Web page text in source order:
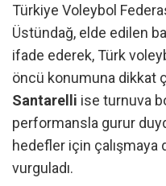
Türkiye Voleybol
Üstündağ, elde edilen
ifade ederek, Türk
öncü konumuna dikkat
Santarelli ise turnuva
performansla gurur
hedefler için çalışmaya
vurguladı.